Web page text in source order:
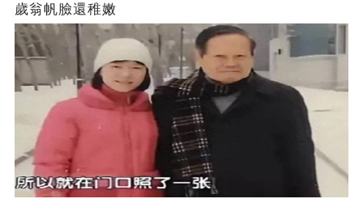
歲翁帆臉還稚嫩